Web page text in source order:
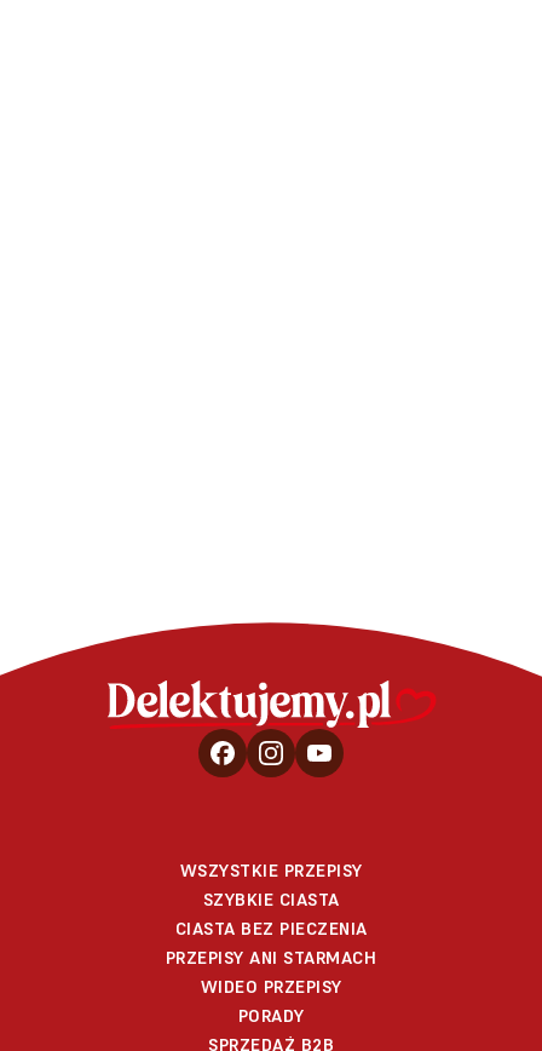
WSZYSTKIE PRZEPISY
SZYBKIE CIASTA
CIASTA BEZ PIECZENIA
PRZEPISY ANI STARMACH
WIDEO PRZEPISY
PORADY
SPRZEDAŻ B2B